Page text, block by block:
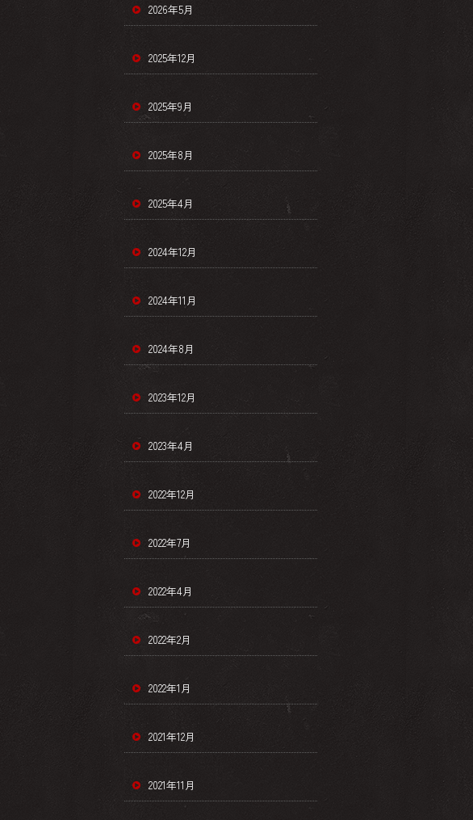
2026年5月
2025年12月
2025年9月
2025年8月
2025年4月
2024年12月
2024年11月
2024年8月
2023年12月
2023年4月
2022年12月
2022年7月
2022年4月
2022年2月
2022年1月
2021年12月
2021年11月